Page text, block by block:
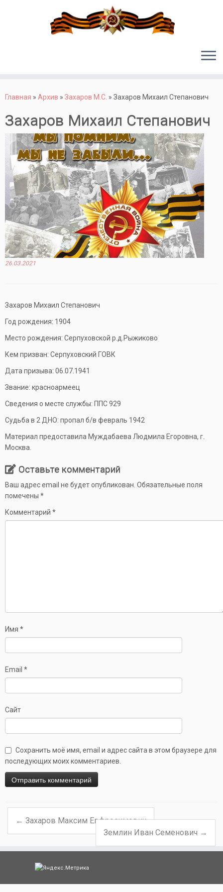
Главная » Архив » Захаров М.С. » Захаров Михаил Степанович
Захаров Михаил Степанович
26.03.2021
Захаров Михаил Степанович
Год рождения: 1904
Место рождения: Серпуховской р.д.Рыжиково
Кем призван: Серпуховский ГОВК
Дата призыва: 06.07.1941
Звание: красноармеец
Сведения о месте службы: ППС 929
Судьба в 2 ДНО: пропал б/в февраль 1942
Материал предоставила Муждабаева Людмила Егоровна, г.
Москва.
Оставьте комментарий
Ваш адрес email не будет опубликован. Обязательные поля
помечены *
Комментарий *
Имя *
Email *
Сайт
Сохранить моё имя, email и адрес сайта в этом браузере для
последующих моих комментариев.
Навигация по записям
← Захаров Максим Евфросимович
Землин Иван Семенович →